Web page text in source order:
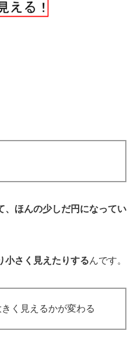
、ほんの少しだ円になってい
小さく見えたりするんです。
く見えるかが変わる